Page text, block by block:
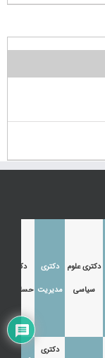
دکتری علوم
سیاسی
دکتری
مدیریت
دکتری
حسابداری
دکتری